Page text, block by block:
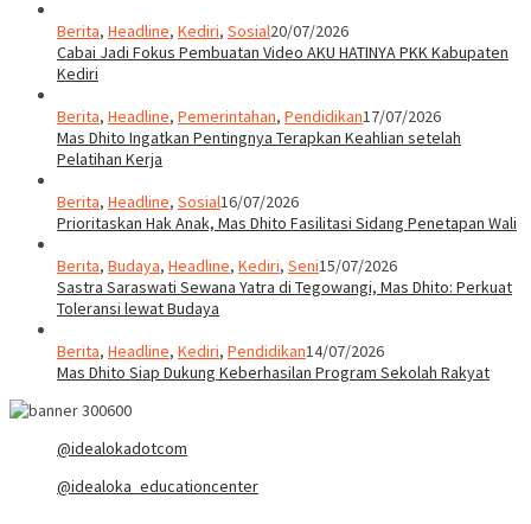
Berita, Headline, Kediri, Sosial20/07/2026
Cabai Jadi Fokus Pembuatan Video AKU HATINYA PKK Kabupaten
Kediri
Berita, Headline, Pemerintahan, Pendidikan17/07/2026
Mas Dhito Ingatkan Pentingnya Terapkan Keahlian setelah
Pelatihan Kerja
Berita, Headline, Sosial16/07/2026
Prioritaskan Hak Anak, Mas Dhito Fasilitasi Sidang Penetapan Wali
Berita, Budaya, Headline, Kediri, Seni15/07/2026
Sastra Saraswati Sewana Yatra di Tegowangi, Mas Dhito: Perkuat
Toleransi lewat Budaya
Berita, Headline, Kediri, Pendidikan14/07/2026
Mas Dhito Siap Dukung Keberhasilan Program Sekolah Rakyat
@idealokadotcom
@idealoka_educationcenter